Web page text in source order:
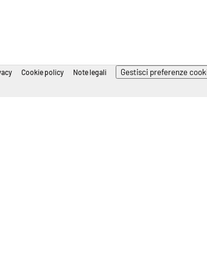
Cookie policy Note legali Gestisci preferenze